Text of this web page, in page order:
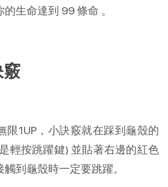
生命達到 99 條命 。
竅
限1UP，小訣竅就在踩到龜殼的
輕按跳躍鍵) 並貼著右邊的紅色
到龜殼時一定要跳躍。